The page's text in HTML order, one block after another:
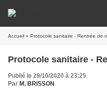
Accueil » Protocole sanitaire - Rentrée de
Protocole sanitaire -
Publié le 29/10/2020 à 23:25
Par M. BRISSON